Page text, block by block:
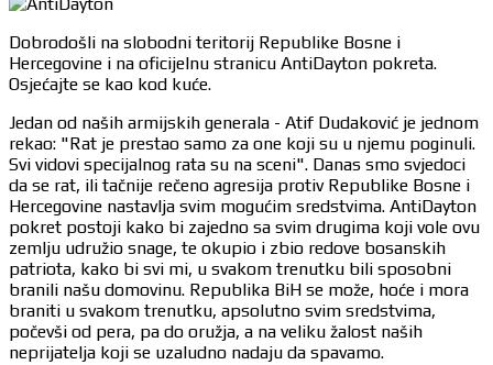
Dobrodošli na slobodni teritorij Republike Bosne i
Hercegovine i na oficijelnu stranicu AntiDayton pokreta.
Osjećajte se kao kod kuće.
Jedan od naših armijskih generala - Atif Dudaković je jednom
rekao: "Rat je prestao samo za one koji su u njemu poginuli.
Svi vidovi specijalnog rata su na sceni". Danas smo svjedoci
da se rat, ili tačnije rečeno agresija protiv Republike Bosne i
Hercegovine nastavlja svim mogućim sredstvima. AntiDayton
pokret postoji kako bi zajedno sa svim drugima koji vole ovu
zemlju udružio snage, te okupio i zbio redove bosanskih
patriota, kako bi svi mi, u svakom trenutku bili sposobni
branili našu domovinu. Republika BiH se može, hoće i mora
braniti u svakom trenutku, apsolutno svim sredstvima,
počevši od pera, pa do oružja, a na veliku žalost naših
neprijatelja koji se uzaludno nadaju da spavamo.